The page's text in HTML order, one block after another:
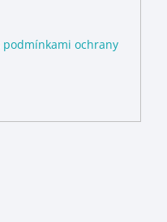
podmínkami ochrany